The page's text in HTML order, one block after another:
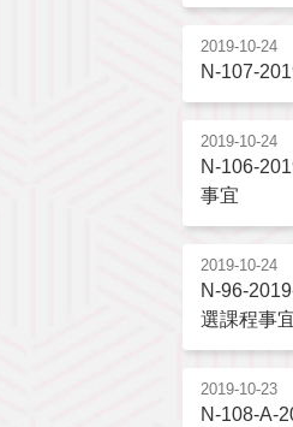
2019-10-24
N-107-
2019-10-24
N-106-
事宜
2019-10-24
N-96-
選課程事
2019-10-23
N-108-A-